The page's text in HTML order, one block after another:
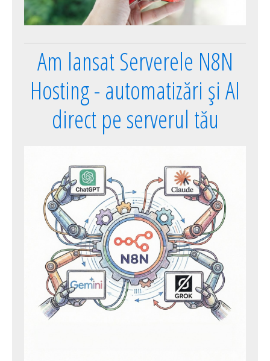
Am lansat Serverele N8N
Hosting - automatizări și AI
direct pe serverul tău